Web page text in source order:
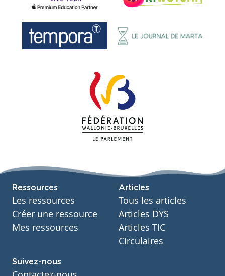
Ressources
Les ressources
Créer une ressource
Mes ressources
Articles
Tous les articles
Articles DYS
Articles TIC
Circulaires
Suivez-nous